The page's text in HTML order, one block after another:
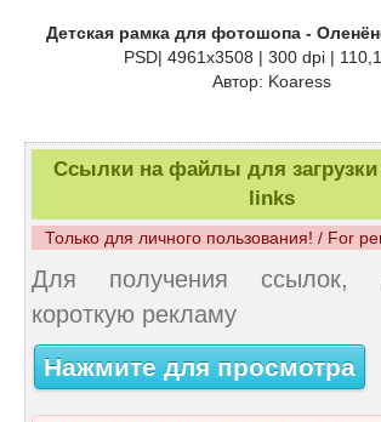
Детская рамка для фотошопа -
PSD| 4961x3508 | 300 dpi |
Автор: Koaress
Ссылки на файлы для загрузки
links
Только для личного пользования! / For
Для получения ссылок,
короткую рекламу
Нажмите для просмотра